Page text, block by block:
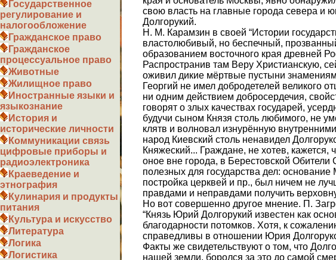
Государственное
регулирование и
налогообложение
Гражданское право
Гражданское
процессуальное право
Животные
Жилищное право
Иностранные языки и
языкознание
История и
исторические личности
Коммуникации связь
цифровые приборы и
радиоэлектроника
Краеведение и
этнография
Кулинария и продукты
питания
Культура и искусство
Литература
Логика
Логистика
свою власть на главные города севера и
Долгорукий.
Н. М. Карамзин в своей “Истории
властолюбивый, но беспечный,
образованием восточного края древней
Распространив там Веру Христианскую,
оживил дикие мёртвые пустыни
Георгий не имел добродетелей великого
ни одним действием добросердечия,
говорят о злых качествах государей,
будучи сыном Князя столь любимого, не
клятв и волновал изнурённую
народ Киевский столь ненавидел
Княжеский... Граждане, не хотев,
оное вне города, в Берестовской
полезных для государства дел:
постройка церквей и пр., был ничем не
правдами и неправдами получить
Но вот совершенно другое мнение. П.
“Князь Юрий Долгорукий известен как
благодарности потомков. Хотя, к
справедливы в отношении Юрия
Факты же свидетельствуют о том, что
нашей земли, боролся за это до самой